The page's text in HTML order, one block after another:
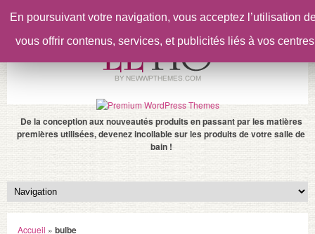
De la conception aux nouveautés produits en passant par les matières
premières utilisées, devenez incollable sur les produits de votre salle de
bain !
Accueil » bulbe
En poursuivant votre navigation, vous acceptez l’utilisation
vous offrir contenus, services, et publicités liés à vos